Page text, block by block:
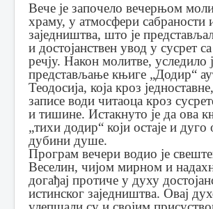
Вече је започело вечерњом
храму, у атмосфери сабраности
заједништва, што је
и достојанствен увод у сусрет
речју. Након молитве, уследило
представљање књиге „Додир“
Теодосија, која кроз
записе води читаоца кроз
и тишине. Истакнуто је да ова
„тихи додир“ који остаје и дуго
дубини душе.
Програм вечери водио је
Веселин, чијом мирном и
догађај протиче у духу
истинског заједништва. Овај